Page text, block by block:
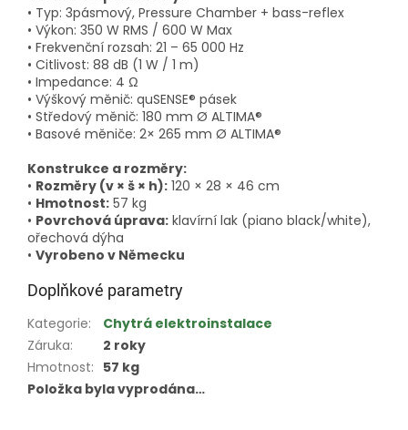
• Typ: 3pásmový, Pressure Chamber + bass-reflex
• Výkon: 350 W RMS / 600 W Max
• Frekvenční rozsah: 21 – 65 000 Hz
• Citlivost: 88 dB (1 W / 1 m)
• Impedance: 4 Ω
• Výškový měnič: quSENSE® pásek
• Středový měnič: 180 mm Ø ALTIMA®
• Basové měniče: 2× 265 mm Ø ALTIMA®
Konstrukce a rozměry:
• Rozměry (v × š × h): 120 × 28 × 46 cm
• Hmotnost: 57 kg
• Povrchová úprava: klavírní lak (piano black/white),
ořechová dýha
• Vyrobeno v Německu
Doplňkové parametry
Kategorie:
Chytrá elektroinstalace
Záruka:
2 roky
Hmotnost: 57 kg
Položka byla vyprodána…